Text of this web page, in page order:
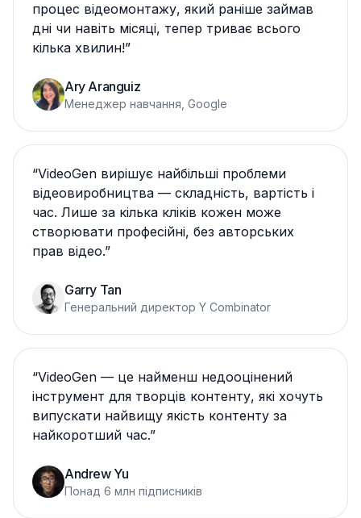
процес відеомонтажу, який раніше займав
дні чи навіть місяці, тепер триває всього
кілька хвилин!”
Ary Aranguiz
Менеджер навчання, Google
“VideoGen вирішує найбільші проблеми
відеовиробництва — складність, вартість і
час. Лише за кілька кліків кожен може
створювати професійні, без авторських
прав відео.”
Garry Tan
Генеральний директор Y Combinator
“VideoGen — це найменш недооцінений
інструмент для творців контенту, які хочуть
випускати найвищу якість контенту за
найкоротший час.”
Andrew Yu
Понад 6 млн підписників